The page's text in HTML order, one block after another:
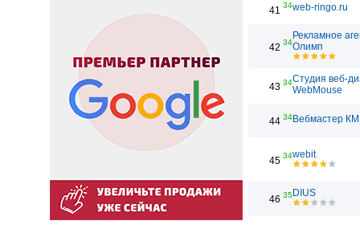
41 34web-ringo.ru
42 34
Рекламное
Олимп
43 34Студия веб-
WebMouse
44 34Вебмастер
45 34webit
46 35DIUS